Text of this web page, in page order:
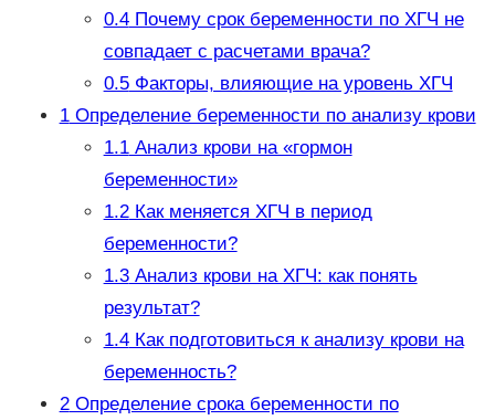
0.4Почему срок беременности по ХГЧ не
совпадает с расчетами врача?
0.5Факторы, влияющие на уровень ХГЧ
1Определение беременности по анализу крови
1.1Анализ крови на «гормон
беременности»
1.2Как меняется ХГЧ в период
беременности?
1.3Анализ крови на ХГЧ: как понять
результат?
1.4Как подготовиться к анализу крови на
беременность?
2Определение срока беременности по